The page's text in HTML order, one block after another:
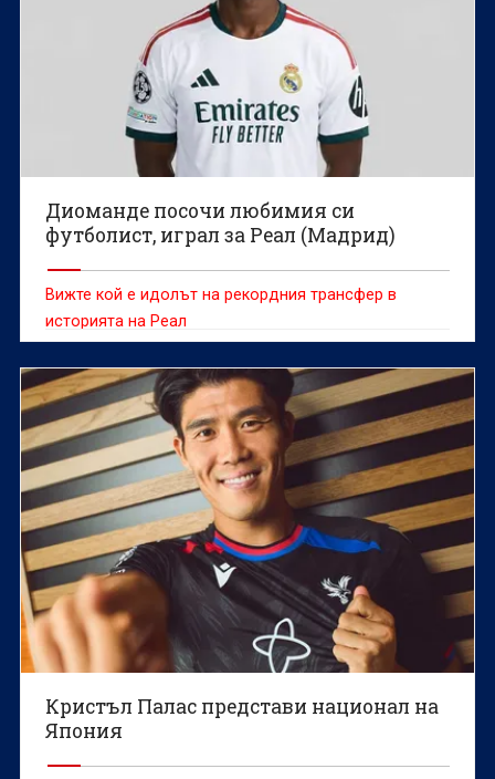
Диоманде посочи любимия си
футболист, играл за Реал (Мадрид)
Вижте кой е идолът на рекордния трансфер в
историята на Реал
Кристъл Палас представи национал на
Япония